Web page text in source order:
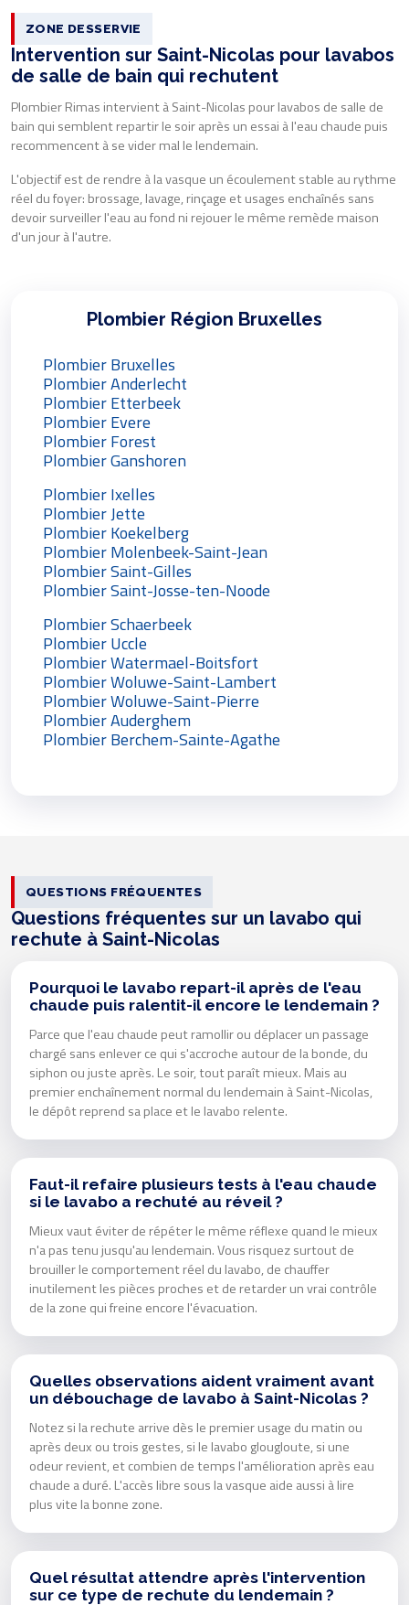
ZONE DESSERVIE
Intervention sur Saint-Nicolas pour lavabos
de salle de bain qui rechutent
Plombier Rimas intervient à Saint-Nicolas pour lavabos de salle de
bain qui semblent repartir le soir après un essai à l'eau chaude puis
recommencent à se vider mal le lendemain.
L'objectif est de rendre à la vasque un écoulement stable au rythme
réel du foyer: brossage, lavage, rinçage et usages enchaînés sans
devoir surveiller l'eau au fond ni rejouer le même remède maison
d'un jour à l'autre.
Plombier Région Bruxelles
Plombier Bruxelles
Plombier Anderlecht
Plombier Etterbeek
Plombier Evere
Plombier Forest
Plombier Ganshoren
Plombier Ixelles
Plombier Jette
Plombier Koekelberg
Plombier Molenbeek-Saint-Jean
Plombier Saint-Gilles
Plombier Saint-Josse-ten-Noode
Plombier Schaerbeek
Plombier Uccle
Plombier Watermael-Boitsfort
Plombier Woluwe-Saint-Lambert
Plombier Woluwe-Saint-Pierre
Plombier Auderghem
Plombier Berchem-Sainte-Agathe
QUESTIONS FRÉQUENTES
Questions fréquentes sur un lavabo qui
rechute à Saint-Nicolas
Pourquoi le lavabo repart-il après de l'eau
chaude puis ralentit-il encore le lendemain ?
Parce que l'eau chaude peut ramollir ou déplacer un passage
chargé sans enlever ce qui s'accroche autour de la bonde, du
siphon ou juste après. Le soir, tout paraît mieux. Mais au
premier enchaînement normal du lendemain à Saint-Nicolas,
le dépôt reprend sa place et le lavabo relente.
Faut-il refaire plusieurs tests à l'eau chaude
si le lavabo a rechuté au réveil ?
Mieux vaut éviter de répéter le même réflexe quand le mieux
n'a pas tenu jusqu'au lendemain. Vous risquez surtout de
brouiller le comportement réel du lavabo, de chauffer
inutilement les pièces proches et de retarder un vrai contrôle
de la zone qui freine encore l'évacuation.
Quelles observations aident vraiment avant
un débouchage de lavabo à Saint-Nicolas ?
Notez si la rechute arrive dès le premier usage du matin ou
après deux ou trois gestes, si le lavabo glougloute, si une
odeur revient, et combien de temps l'amélioration après eau
chaude a duré. L'accès libre sous la vasque aide aussi à lire
plus vite la bonne zone.
Quel résultat attendre après l'intervention
sur ce type de rechute du lendemain ?